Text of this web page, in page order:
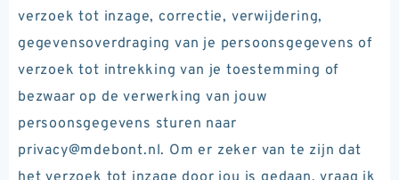
verzoek tot inzage, correctie, verwijdering,
gegevensoverdraging van je persoonsgegevens of
verzoek tot intrekking van je toestemming of
bezwaar op de verwerking van jouw
persoonsgegevens sturen naar
privacy@mdebont.nl. Om er zeker van te zijn dat